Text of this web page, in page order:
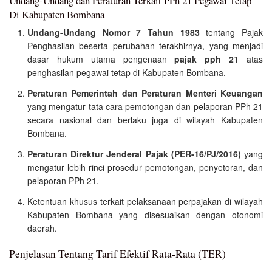
Di Kabupaten Bombana
Undang-Undang Nomor 7 Tahun 1983tentang Pajak
Penghasilan beserta perubahan terakhirnya, yang menjadi
dasar hukum utama pengenaanpajak pph 21
atas
penghasilan pegawai tetap di Kabupaten Bombana.
Peraturan Pemerintah dan Peraturan Menteri Keuangan
yang mengatur tata cara pemotongan dan pelaporan PPh 21
secara nasional dan berlaku juga di wilayah Kabupaten
Bombana.
Peraturan Direktur Jenderal Pajak (PER-16/PJ/2016) yang
mengatur lebih rinci prosedur pemotongan, penyetoran, dan
pelaporan PPh 21.
Ketentuan khusus terkait pelaksanaan perpajakan di wilayah
Kabupaten Bombana yang disesuaikan dengan otonomi
daerah.
Penjelasan Tentang Tarif Efektif Rata-Rata (TER)